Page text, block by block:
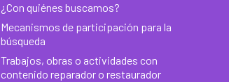
¿Con quiénes buscamos?
Mecanismos de participación para la
búsqueda
Trabajos, obras o actividades con
contenido reparador o restaurador